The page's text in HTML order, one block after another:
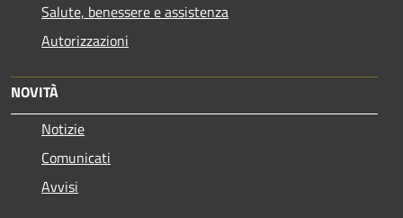
Salute, benessere e assistenza
Autorizzazioni
NOVITÀ
Notizie
Comunicati
Avvisi